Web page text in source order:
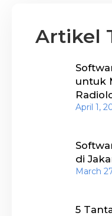
Artikel
untuk
April 1,
di
March
5